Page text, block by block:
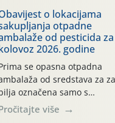
o lokacijama
otpadne
od pesticida za
2026. godine
se opasna otpadna
od sredstava za
označena samo s
i oznakom
CROCPA EKO MODEL:
više